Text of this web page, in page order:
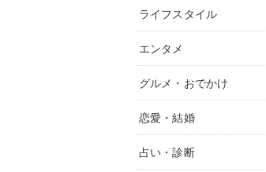
ライフスタイル
エンタメ
グルメ・おでかけ
恋愛・結婚
占い・診断